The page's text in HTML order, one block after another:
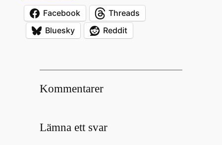
Facebook
Threads
Bluesky
Reddit
Kommentarer
Lämna ett svar